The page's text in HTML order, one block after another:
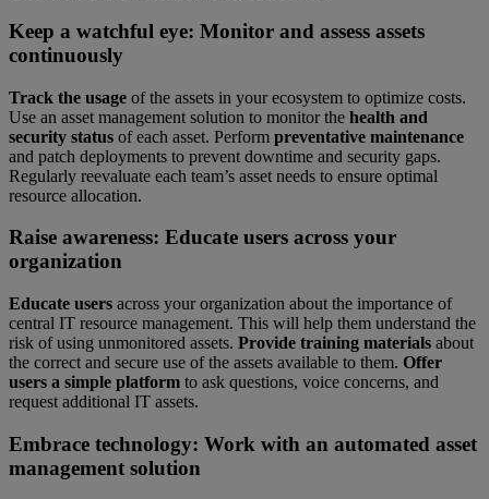
Keep a watchful eye: Monitor and assess assets
continuously
Track the usage of the assets in your ecosystem to optimize costs.
Use an asset management solution to monitor the health and
security status of each asset. Perform preventative maintenance
and patch deployments to prevent downtime and security gaps.
Regularly reevaluate each team’s asset needs to ensure optimal
resource allocation.
Raise awareness: Educate users across your
organization
Educate users across your organization about the importance of
central IT resource management. This will help them understand the
risk of using unmonitored assets. Provide training materials about
the correct and secure use of the assets available to them. Offer
users a simple platform to ask questions, voice concerns, and
request additional IT assets.
Embrace technology: Work with an automated asset
management solution